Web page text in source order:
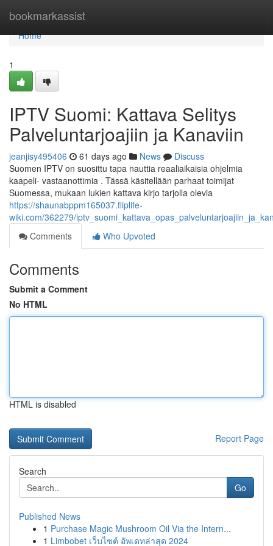
bookmarkassist
Home
Home
1
IPTV Suomi: Kattava Selitys
Palveluntarjoajiin ja Kanaviin
jeanjisy495406 61 days ago News
Discuss
Suomen IPTV on suosittu tapa nauttia reaaliaikaisia ohjelmia
kaapeli- vastaanottimia . Tässä käsitellään parhaat toimijat
Suomessa, mukaan lukien kattava kirjo tarjolla olevia
https://shaunabppm165037.fliplife-
wiki.com/362279/
Comments
Who Upvoted
Comments
Submit a Comment
No HTML
HTML is disabled
Report Page
Search
Go
Published News
1 Purchase Magic Mushroom Oil Via the Intern...
1 Limbobet เว็บไซต์ อัพเดทล่าสุด 2024